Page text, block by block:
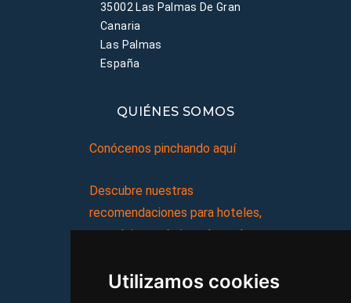
Utilizamos cookies
35002 Las Palmas De Gran
Canaria
Las Palmas
España
QUIÉNES SOMOS
Conócenos pinchando aquí
Descubre nuestras
recomendaciones para hoteles,
complejos turísticos, hostales,
viajes, y mucho más!